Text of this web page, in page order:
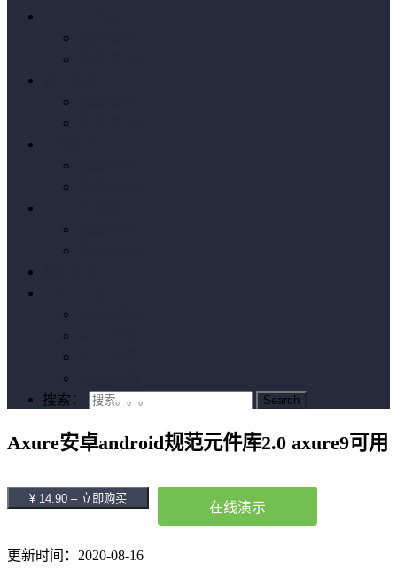
搜索：
Axure安卓android规范元件库2.0 axure9可用
¥ 14.90 – 立即购买
在线演示
更新时间：2020-08-16